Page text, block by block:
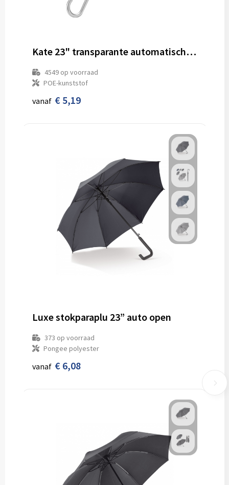
Kate 23" transparante automatische paraplu
4549op voorraad
POE-kunststof
vanaf € 5,19
Luxe stokparaplu 23” auto open
373 op voorraad
Pongee polyester
vanaf € 6,08